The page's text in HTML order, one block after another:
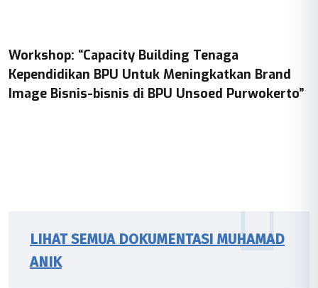
Workshop: “Capacity Building Tenaga
Kependidikan BPU Untuk Meningkatkan Brand
Image Bisnis-bisnis di BPU Unsoed Purwokerto”
LIHAT SEMUA DOKUMENTASI MUHAMAD
ANIK